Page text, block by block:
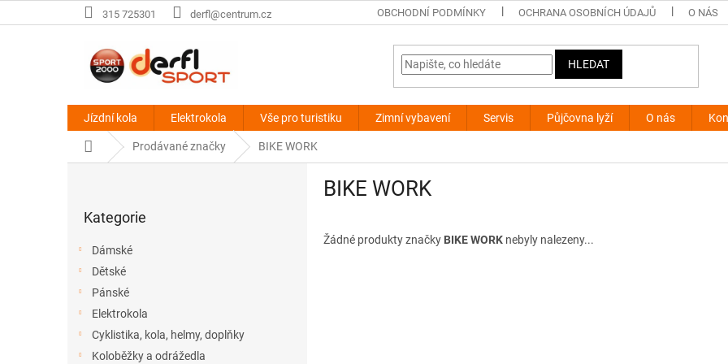
na
315 725301 derfl@centrum.cz OBCHODNÍ PODMÍNKY OCHRANA OSOBNÍCH ÚDAJŮ O NÁS
HLEDAT
Jízdní kola Elektrokola Vše pro turistiku Zimní vybavení Servis Půjčovna lyží O nás
Domů Prodávané značky BIKE WORK
kategorie
Kategorie
Dámské
Dětské
Pánské
Elektrokola
Cyklistika, kola, helmy, doplňky
Koloběžky a odrážedla
BIKE WORK
Žádné produkty značky BIKE WORK nebyly nalezeny...